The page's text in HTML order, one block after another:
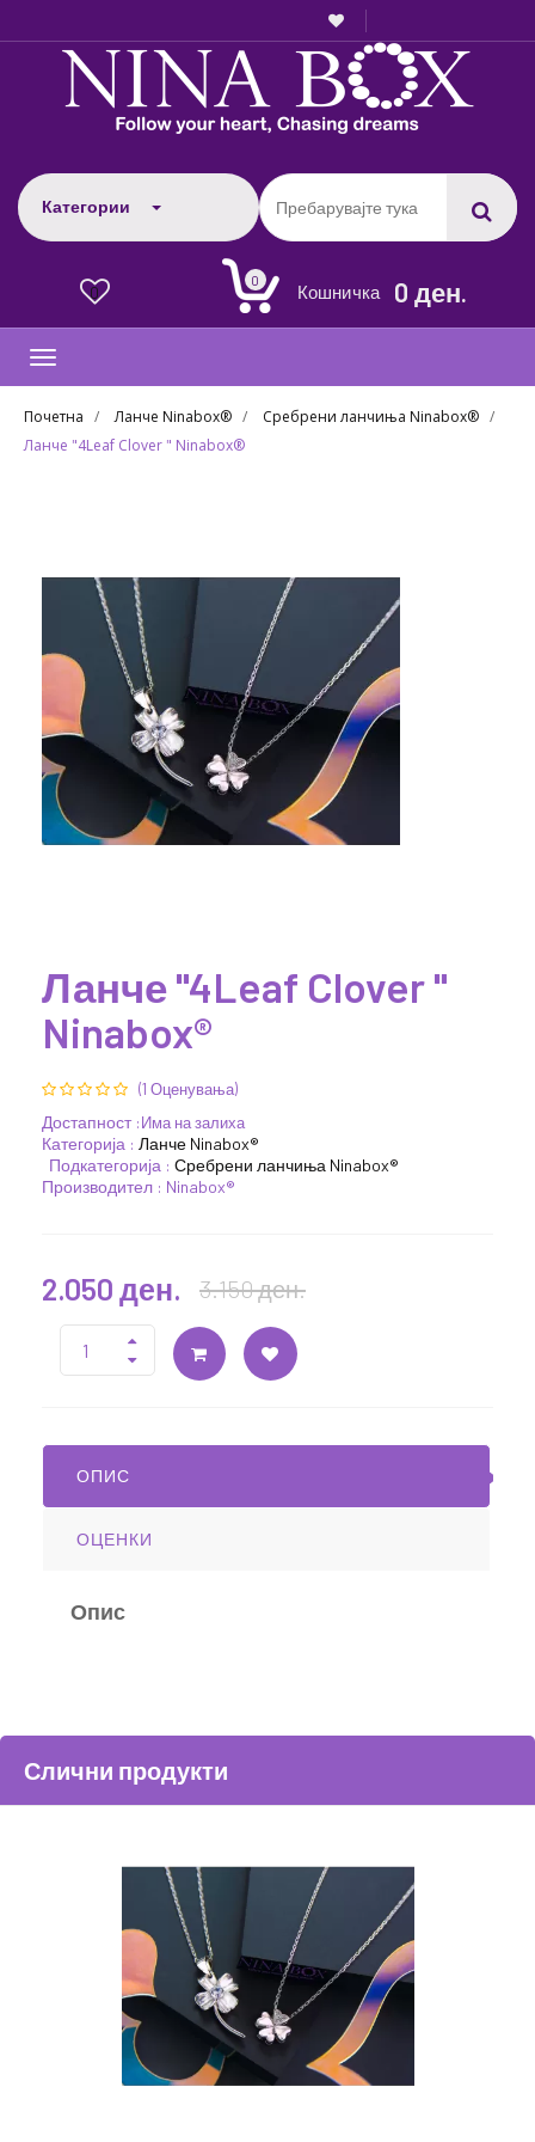
Категории
0
0
Кошничка 0 ден.
Toggle
Почетна Ланче Ninabox®
Сребрени ланчиња Ninabox®
Ланче "4Leaf Clover " Ninabox®
Ланче "4Leaf Clover "
Ninabox®
(1 Оценувања)
Достапност :Има на залиха
Категорија : Ланче Ninabox®
Подкатегорија : Сребрени ланчиња Ninabox®
Производител : Ninabox®
2.050 ден. 3.150 ден.
ОПИС
ОЦЕНКИ
Опис
Слични продукти